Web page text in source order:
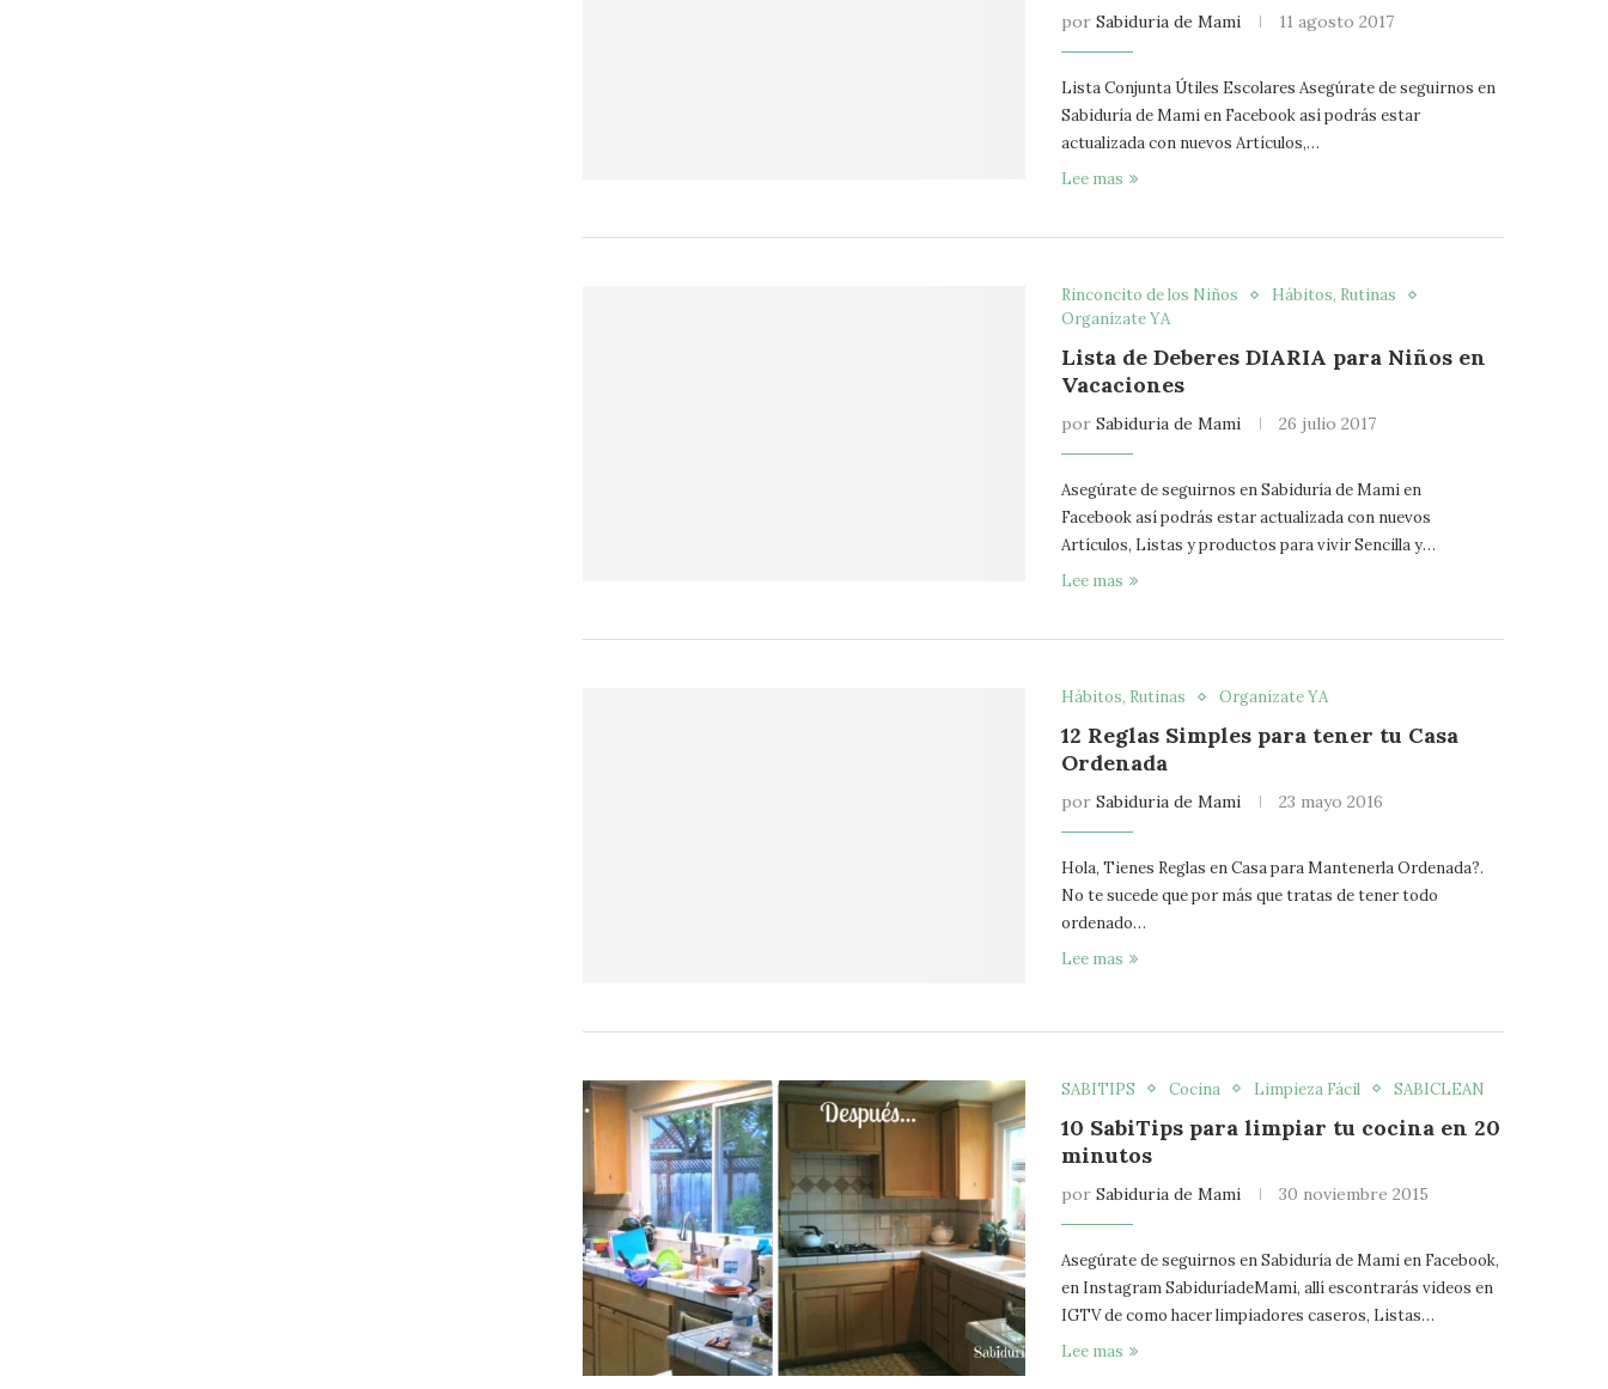
porSabiduria de Mami 11 agosto 2017
Lista Conjunta Útiles Escolares Asegúrate de seguirnos en
Sabiduría de Mami en Facebook así podrás estar
actualizada con nuevos Artículos,…
Lee mas
Rinconcito de los Niños
Hábitos, Rutinas
Organízate YA
Lista de Deberes DIARIA para Niños en
Vacaciones
porSabiduria de Mami 26 julio 2017
Asegúrate de seguirnos en Sabiduría de Mami en
Facebook así podrás estar actualizada con nuevos
Artículos, Listas y productos para vivir Sencilla y…
Lee mas
Hábitos, Rutinas Organízate YA
12 Reglas Simples para tener tu Casa
Ordenada
porSabiduria de Mami 23 mayo 2016
Hola, Tienes Reglas en Casa para Mantenerla Ordenada?.
No te sucede que por más que tratas de tener todo
ordenado…
Lee mas
SABITIPS Cocina Limpieza Fácil SABICLEAN
10 SabiTips para limpiar tu cocina en 20
minutos
porSabiduria de Mami 30 noviembre 2015
Asegúrate de seguirnos en Sabiduría de Mami en Facebook,
en Instagram SabiduríadeMami, allí escontrarás videos en
IGTV de como hacer limpiadores caseros, Listas…
Lee mas